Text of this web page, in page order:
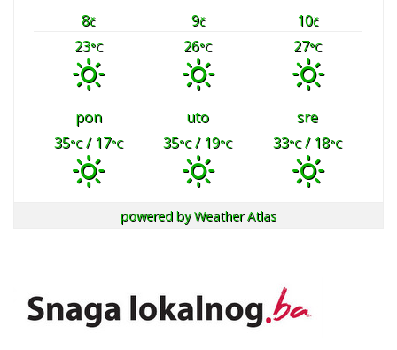
8č 9č 10č
23°C 26°C 27°C
pon uto
sre
35°C/ 17°C 35°C/ 19°C 33°C/ 18°C
powered byWeather Atlas